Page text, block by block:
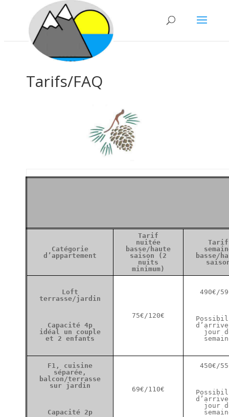
Tarifs/FAQ
Catégorie
d’appartement
Tarif
nuitée
basse/haute
saison (2
nuits
minimum)
Tarif
basse/
Loft
terrasse/jardin
Capacité 4p
idéal un couple
et 2 enfants
75€ /120€
490€ /
jour
F1, cuisine
séparée,
balcon/terrasse
sur jardin
Capacité 2p
69€ /110€
450€ /
jour